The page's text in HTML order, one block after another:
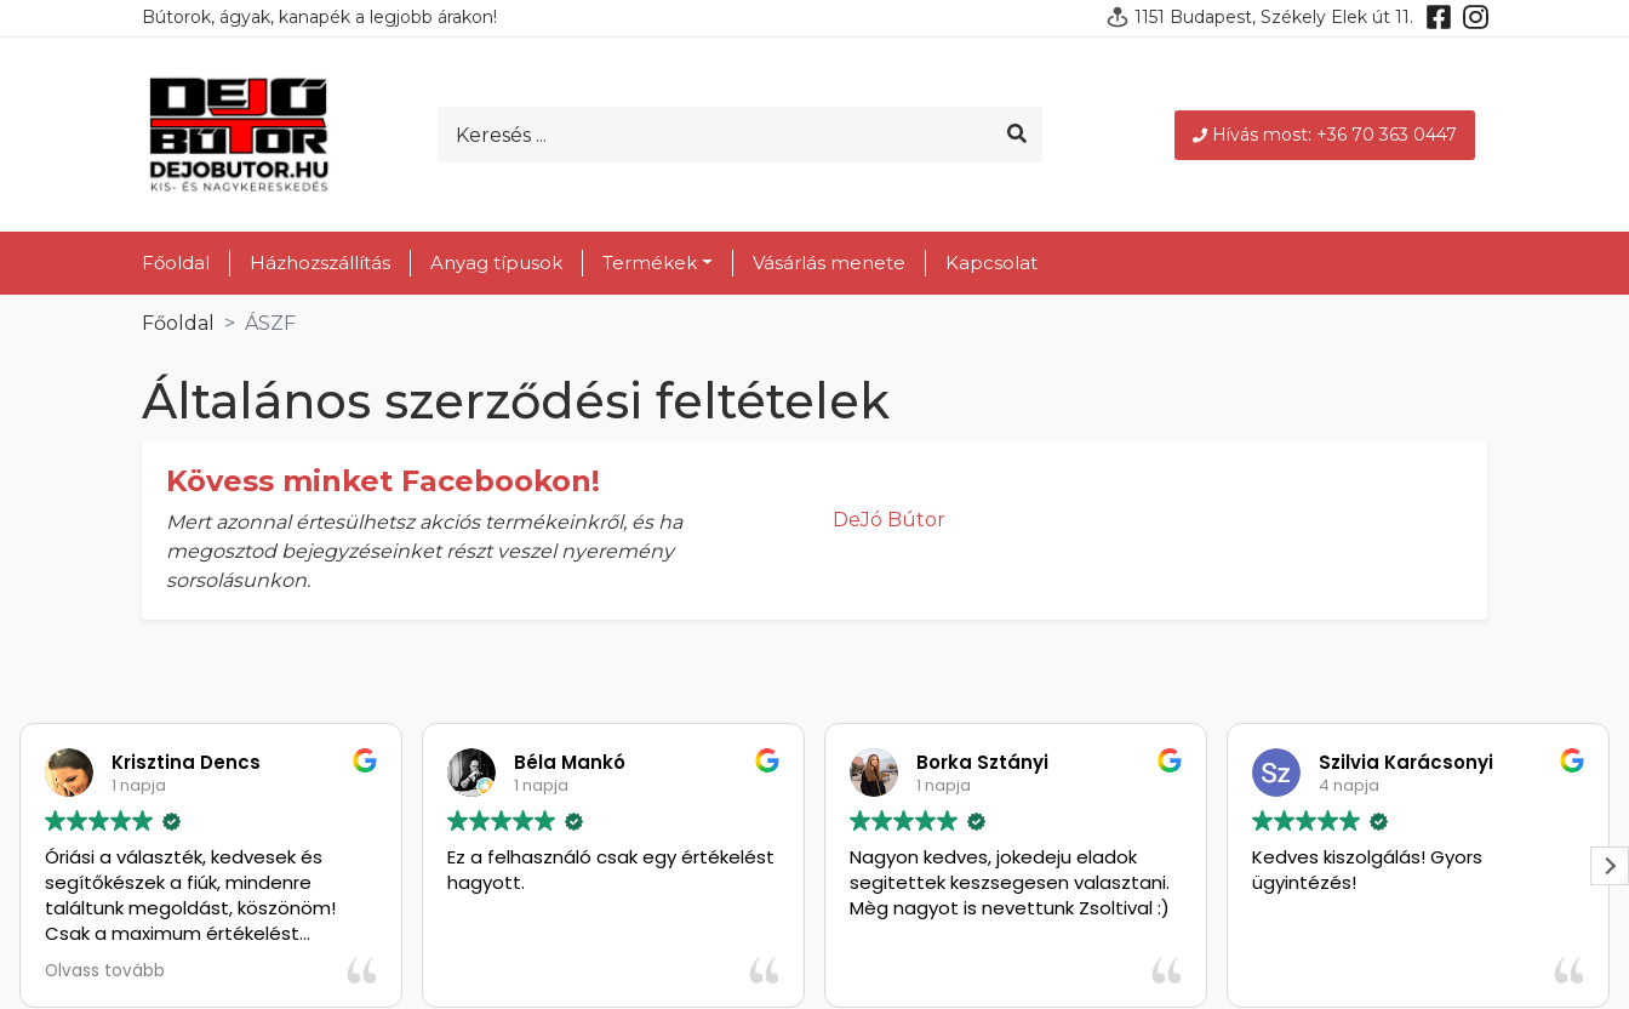
Bútorok, ágyak, kanapék a legjobb árakon! 1151 Budapest, Székely Elek út 11.
Hívás most: +36 70 363 0447
Főoldal Házhozszállítás Anyag típusok Termékek Vásárlás menete Kapcsolat
Főoldal ÁSZF
Általános szerződési feltételek
Kövess minket Facebookon!
Mert azonnal értesülhetsz akciós termékeinkről, és ha
megosztod bejegyzéseinket részt veszel nyeremény
sorsolásunkon.
DeJó Bútor
Krisztina Dencs
1 napja
Óriási a választék, kedvesek és
segítőkészek a fiúk, mindenre
találtunk megoldást, köszönöm!
Csak a maximum értékelést
adhatom, gondolkodás nélkül! :)
Olvass tovább
Béla Mankó
1 napja
Ez a felhasználó csak egy értékelést
hagyott.
Borka Sztányi
1 napja
Nagyon kedves, jokedeju eladok
segitettek keszsegesen valasztani.
Mèg nagyot is nevettunk Zsoltival :)
Szilvia Karácsonyi
4 napja
Kedves kiszolgálás! Gyors
ügyintézés!